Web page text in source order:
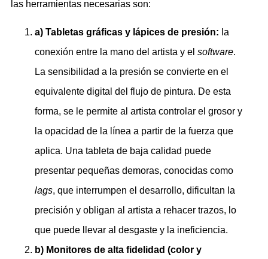
las herramientas necesarias son:
a) Tabletas gráficas y lápices de presión: la
conexión entre la mano del artista y el software.
La sensibilidad a la presión se convierte en el
equivalente digital del flujo de pintura. De esta
forma, se le permite al artista controlar el grosor y
la opacidad de la línea a partir de la fuerza que
aplica. Una tableta de baja calidad puede
presentar pequeñas demoras, conocidas como
lags, que interrumpen el desarrollo, dificultan la
precisión y obligan al artista a rehacer trazos, lo
que puede llevar al desgaste y la ineficiencia.
b) Monitores de alta fidelidad (color y